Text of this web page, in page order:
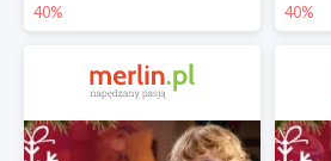
40% 40%